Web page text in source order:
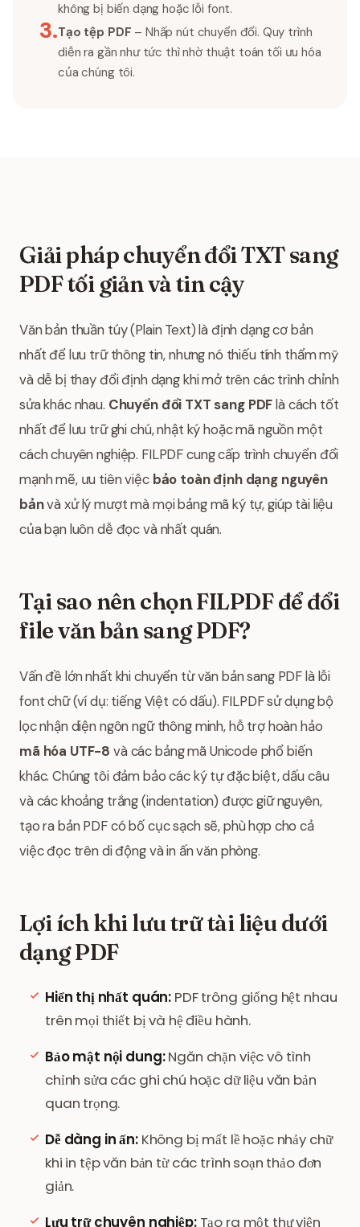
không bị biến dạng hoặc lỗi font.
3.Tạo tệp PDF – Nhấp nút chuyển đổi. Quy trình
diễn ra gần như tức thì nhờ thuật toán tối ưu hóa
của chúng tôi.
Giải pháp chuyển đổi TXT sang
PDF tối giản và tin cậy
Văn bản thuần túy (Plain Text) là định dạng cơ bản
nhất để lưu trữ thông tin, nhưng nó thiếu tính thẩm mỹ
và dễ bị thay đổi định dạng khi mở trên các trình chỉnh
sửa khác nhau. Chuyển đổi TXT sang PDFlà cách tốt
nhất để lưu trữ ghi chú, nhật ký hoặc mã nguồn một
cách chuyên nghiệp. FILPDF cung cấp trình chuyển đổi
mạnh mẽ, ưu tiên việc bảo toàn định dạng nguyên
bảnvà xử lý mượt mà mọi bảng mã ký tự, giúp tài liệu
của bạn luôn dễ đọc và nhất quán.
Tại sao nên chọn FILPDF để đổi
file văn bản sang PDF?
Vấn đề lớn nhất khi chuyển từ văn bản sang PDF là lỗi
font chữ (ví dụ: tiếng Việt có dấu). FILPDF sử dụng bộ
lọc nhận diện ngôn ngữ thông minh, hỗ trợ hoàn hảo
mã hóa UTF-8 và các bảng mã Unicode phổ biến
khác. Chúng tôi đảm bảo các ký tự đặc biệt, dấu câu
và các khoảng trắng (indentation) được giữ nguyên,
tạo ra bản PDF có bố cục sạch sẽ, phù hợp cho cả
việc đọc trên di động và in ấn văn phòng.
Lợi ích khi lưu trữ tài liệu dưới
dạng PDF
Hiển thị nhất quán: PDF trông giống hệt nhau
trên mọi thiết bị và hệ điều hành.
Bảo mật nội dung:Ngăn chặn việc vô tình
chỉnh sửa các ghi chú hoặc dữ liệu văn bản
quan trọng.
Dễ dàng in ấn:Không bị mất lề hoặc nhảy chữ
khi in tệp văn bản từ các trình soạn thảo đơn
giản.
Lưu trữ chuyên nghiệp:Tạo ra một thư viện